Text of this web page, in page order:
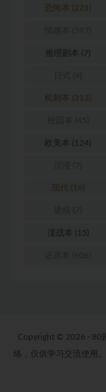
恐怖本 (221)
推理剧本 (7)
机制本 (313)
欧美本 (124)
现代 (16)
谍战本 (15)
Copyright © 2026 · 80
络，仅供学习交流使用